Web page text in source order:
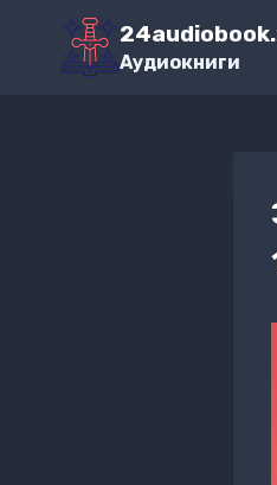
Перейти
содержимомуАудиокниги